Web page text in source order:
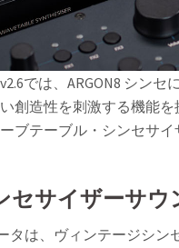
では、ARGON8 シン
創造性を刺激する機能を
ブテーブル・シンセサ
セサイザーサウ
タは、ヴィンテージシ